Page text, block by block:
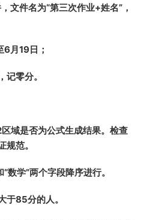
文件名为“第三次作业+姓名” ，
月19日；
记零分。
域是否为公式生成结果。检查
范。
数学”两个字段降序进行。
于85分的人。